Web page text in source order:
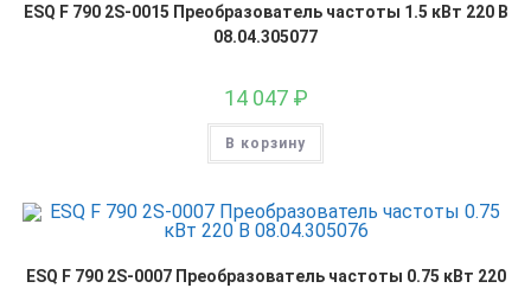
ESQ F 790 2S-0015 Преобразователь частоты 1.5 кВт 220 В
08.04.305077
14 047 ₽
В корзину
ESQ F 790 2S-0007 Преобразователь частоты 0.75 кВт 220